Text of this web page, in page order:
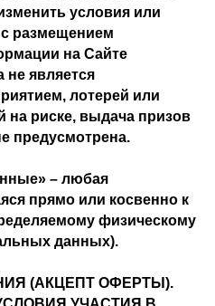
условия или
размещением
на Сайте
является
лотерей или
на риске, выдача призов
предусмотрена.
– любая
прямо или косвенно к
физическому
данных).
(АКЦЕПТ ОФЕРТЫ).